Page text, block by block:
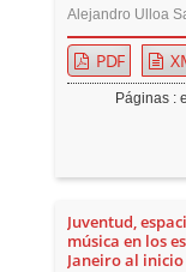
Alejandro Ulloa
PDF
Páginas :
Juventud,
música en los
Janeiro al inicio